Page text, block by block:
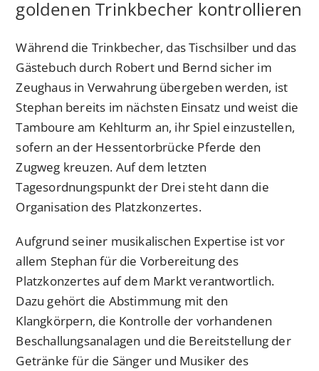
goldenen Trinkbecher kontrollieren
Während die Trinkbecher, das Tischsilber und das
Gästebuch durch Robert und Bernd sicher im
Zeughaus in Verwahrung übergeben werden, ist
Stephan bereits im nächsten Einsatz und weist die
Tamboure am Kehlturm an, ihr Spiel einzustellen,
sofern an der Hessentorbrücke Pferde den
Zugweg kreuzen. Auf dem letzten
Tagesordnungspunkt der Drei steht dann die
Organisation des Platzkonzertes.
Aufgrund seiner musikalischen Expertise ist vor
allem Stephan für die Vorbereitung des
Platzkonzertes auf dem Markt verantwortlich.
Dazu gehört die Abstimmung mit den
Klangkörpern, die Kontrolle der vorhandenen
Beschallungsanalagen und die Bereitstellung der
Getränke für die Sänger und Musiker des